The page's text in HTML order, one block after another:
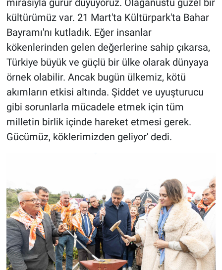
mirasıyla gurur duyuyoruz. Olağanüstü güzel bir
kültürümüz var. 21 Mart'ta Kültürpark'ta Bahar
Bayramı'nı kutladık. Eğer insanlar
kökenlerinden gelen değerlerine sahip çıkarsa,
Türkiye büyük ve güçlü bir ülke olarak dünyaya
örnek olabilir. Ancak bugün ülkemiz, kötü
akımların etkisi altında. Şiddet ve uyuşturucu
gibi sorunlarla mücadele etmek için tüm
milletin birlik içinde hareket etmesi gerek.
Gücümüz, köklerimizden geliyor' dedi.